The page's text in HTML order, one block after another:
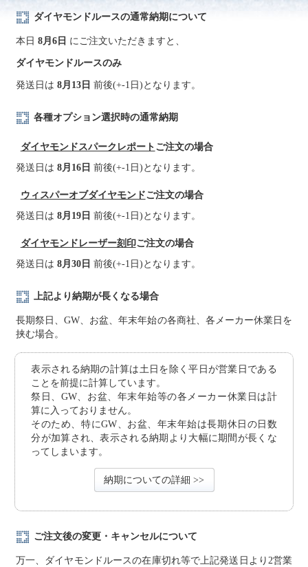
ダイヤモンドルースの通常納期について
本日 8月6日 にご注文いただきますと、
ダイヤモンドルースのみ
発送日は 8月13日 前後(+-1日)となります。
各種オプション選択時の通常納期
ダイヤモンドスパークレポート ご注文の場合
発送日は 8月16日 前後(+-1日)となります。
ウィスパーオブダイヤモンドご注文の場合
発送日は 8月19日 前後(+-1日)となります。
ダイヤモンドレーザー刻印ご注文の場合
発送日は 8月30日 前後(+-1日)となります。
上記より納期が長くなる場合
長期祭日、GW、お盆、年末年始の各商社、各メーカー休業日を
挟む場合。
表示される納期の計算は土日を除く平日が営業日である
ことを前提に計算しています。
祭日、GW、お盆、年末年始等の各メーカー休業日は計
算に入っておりません。
そのため、特にGW、お盆、年末年始は長期休日の日数
分が加算され、表示される納期より大幅に期間が長くな
ってしまいます。
納期についての詳細 >>
ご注文後の変更・キャンセルについて
万一、ダイヤモンドルースの在庫切れ等で上記発送日より2営業